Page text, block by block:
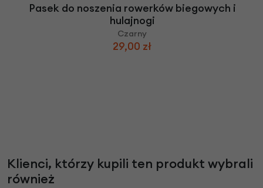
Pasek do noszenia rowerków biegowych i
hulajnogi
Czarny
29,00 zł
Klienci, którzy kupili ten produkt wybrali
również